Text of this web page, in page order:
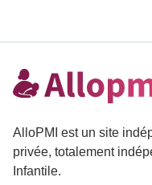
AlloPMI est un site
privée, totalement
Infantile.